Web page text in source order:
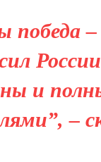
победа
и
–